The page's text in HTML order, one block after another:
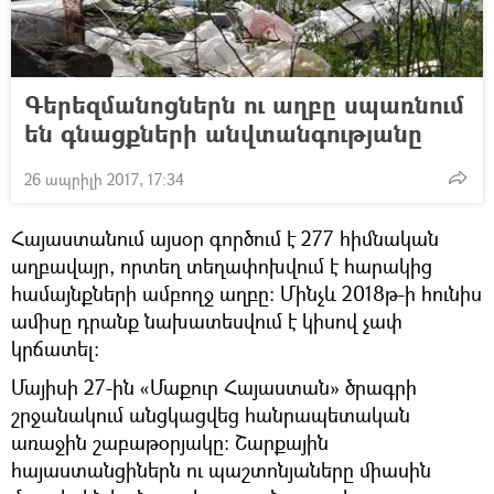
Գերեզմանոցներն ու աղբը սպառնում
են գնացքների անվտանգությանը
26 ապրիլի 2017, 17:34
Հայաստանում այսօր գործում է 277 հիմնական
աղբավայր, որտեղ տեղափոխվում է հարակից
համայնքների ամբողջ աղբը։ Մինչև 2018թ-ի հունիս
ամիսը դրանք նախատեսվում է կիսով չափ
կրճատել։
Մայիսի 27-ին «Մաքուր Հայաստան» ծրագրի
շրջանակում անցկացվեց հանրապետական
առաջին շաբաթօրյակը։ Շարքային
հայաստանցիներն ու պաշտոնյաները միասին